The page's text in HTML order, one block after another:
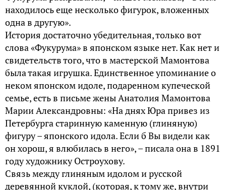
находилось еще несколько фигурок, вложенных
одна в другую».
История достаточно убедительная, только вот
слова «Фукурума» в японском языке нет. Как нет и
свидетельств того, что в мастерской Мамонтова
была такая игрушка. Единственное упоминание о
неком японском идоле, подаренном купеческой
семье, есть в письме жены Анатолия Мамонтова
Марии Александровны: «На днях Юра привез из
Петербурга старинную каменную (глиняную)
фигуру – японского идола. Если б Вы видели как
он хорош, я влюбилась в него», – писала она в 1891
году художнику Остроухову.
Связь между глиняным идолом и русской
деревянной куклой, (которая, к тому же, внутри